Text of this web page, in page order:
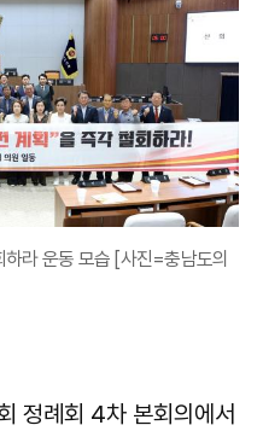
라 운동 모습 [사진=충남도의
정례회 4차 본회의에서